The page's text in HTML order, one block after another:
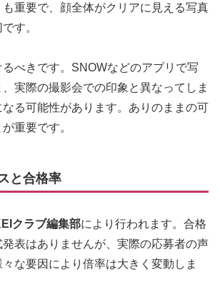
重要で、顔全体がクリアに見える写真
す。
べきです。SNOWなどのアプリで写
実際の撮影会での印象と異なってしま
る可能性があります。ありのままの可
重要です。
と合格率
クラブ編集部により行われます。合格
表はありませんが、実際の応募者の声
な要因により倍率は大きく変動しま